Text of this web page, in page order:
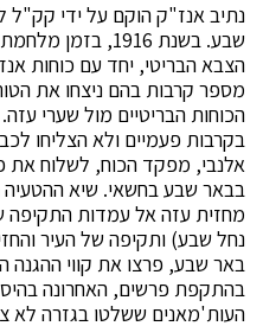
נתיב אנז"ק הוקם על ידי קק"ל
שבע. בשנת 1916,
הצבא הבריטי, יחד עם כוחות
מספר קרבות בהם ניצחו את
הכוחות הבריטיים מול שערי
בקרבות פעמיים ולא הצליחו
אלנבי, מפקד הכוח, לשלוח את
בבאר שבע בחשאי. שיא ההטעיה
מחזית עזה אל עמדות
נחל שבע) ותקיפה של העיר
באר שבע, פרצו את קווי ההגנה
בהתקפת פרשים, האחרונה
העות'מאנים ששלטו בגזרה לא